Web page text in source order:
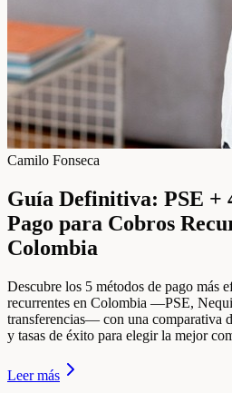
Camilo Fonseca
Guía Definitiva: PSE +
Pago para Cobros
Colombia
Descubre los 5 métodos de pago más
recurrentes en Colombia —PSE,
transferencias— con una comparativa
y tasas de éxito para elegir la mejor
Leer más